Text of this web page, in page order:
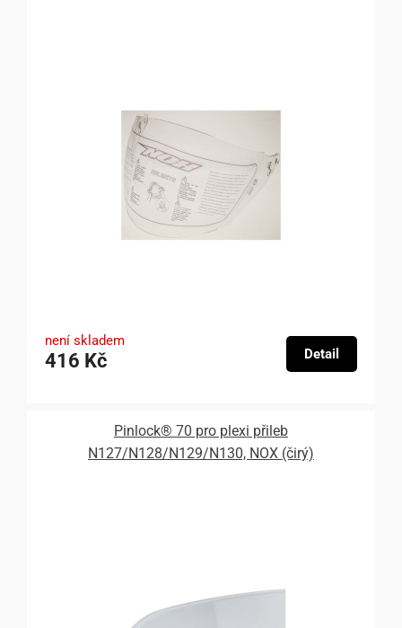
není skladem
416 Kč Detail
Pinlock® 70 pro plexi přileb
N127/N128/N129/N130, NOX (čirý)